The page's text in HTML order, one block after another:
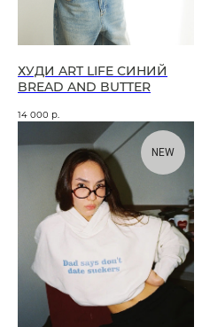
ХУДИ ART LIFE СИНИЙ
BREAD AND BUTTER
14 000 р.
NEW